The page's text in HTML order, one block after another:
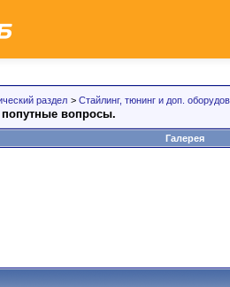
раздел > Стайлинг, тюнинг и доп.
попутные вопросы.
Галерея